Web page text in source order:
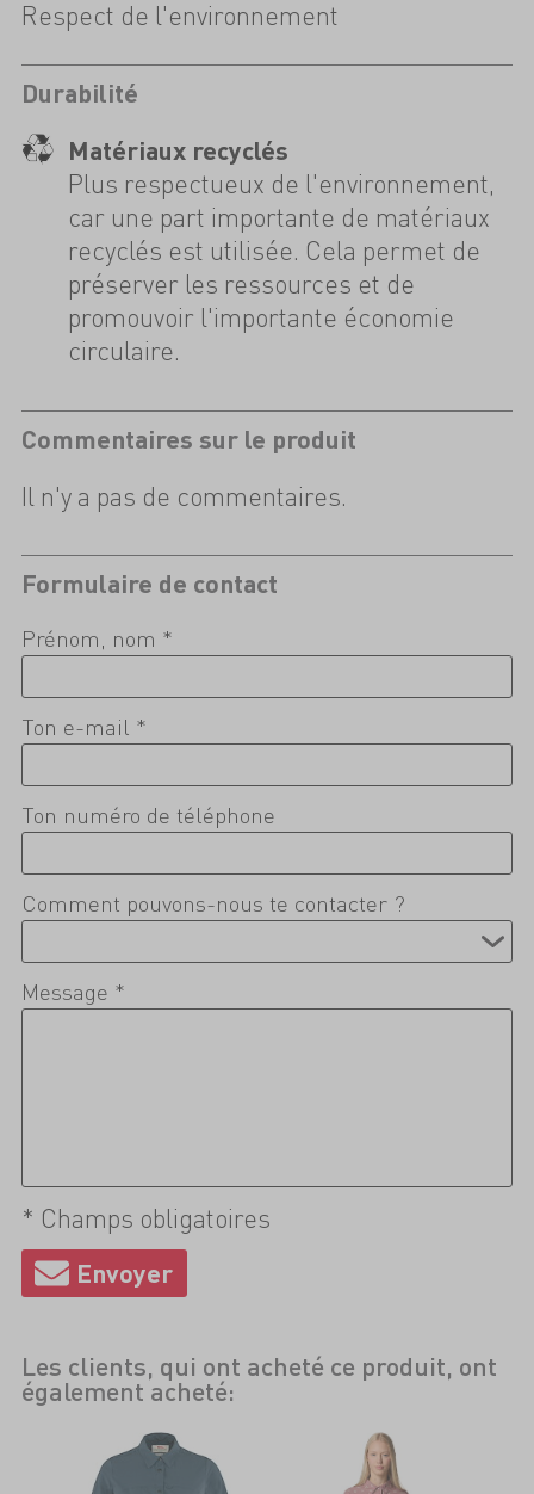
Respect de l'environnement
Durabilité
Matériaux recyclés
Plus respectueux de l'environnement,
car une part importante de matériaux
recyclés est utilisée. Cela permet de
préserver les ressources et de
promouvoir l'importante économie
circulaire.
Commentaires sur le produit
Il n'y a pas de commentaires.
Formulaire de contact
Prénom, nom *
Ton e-mail *
Ton numéro de téléphone
Comment pouvons-nous te contacter ?
Message *
* Champs obligatoires
Les clients, qui ont acheté ce produit, ont
également acheté: